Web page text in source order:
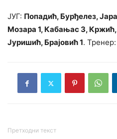
ЈУГ: Попадић, Бурђелез,
Мозара 1, Кабањас 3,
Јуришић, Брајовић 1. Тренер:
Претходни текст